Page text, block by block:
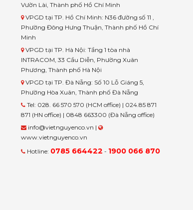
Vườn Lài, Thành phố Hồ Chí Minh
VPGD tại TP. Hồ Chí Minh: N36 đường số 11 ,
Phường Đông Hưng Thuận, Thành phố Hồ Chí
Minh
VPGD tại TP. Hà Nội: Tầng 1 tòa nhà
INTRACOM, 33 Cầu Diễn, Phường Xuân
Phương, Thành phố Hà Nội
VPGD tại TP. Đà Nẵng: Số 10 Lỗ Giáng 5,
Phường Hòa Xuân, Thành phố Đà Nẵng
Tel: 028. 66 570 570 (HCM office) | 024.85 871
871 (HN office) | 0848 663300 (Đà Nẵng office)
info@vietnguyenco.vn |
www.vietnguyenco.vn
Hotline: 0785 664422 - 1900 066 870